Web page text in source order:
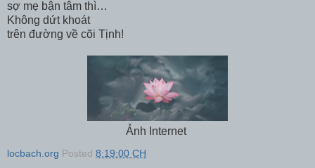
sợ mẹ bận tâm thì…
Không dứt khoát
trên đường về cõi Tịnh!
Ảnh Internet
locbach.org Posted 8:19:00 CH